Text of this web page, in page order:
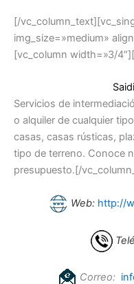
[/
img_size=»medium»
[vc_column width=»3/
Servicios de
o alquiler de cualquier
casas, casas rústicas,
tipo de terreno. Conoce
presupuesto.[/
Web: http://
Correo: